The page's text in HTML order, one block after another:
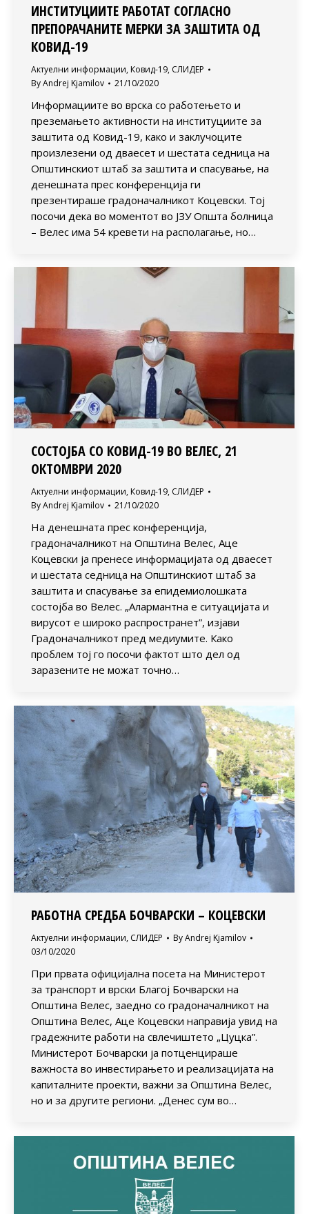
ИНСТИТУЦИИТЕ РАБОТАТ СОГЛАСНО
ПРЕПОРАЧАНИТЕ МЕРКИ ЗА ЗАШТИТА ОД
КОВИД-19
Актуелни информации, Ковид-19, СЛИДЕР
ByAndrej Kjamilov 21/10/2020
Информациите во врска со работењето и
преземањето активности на институциите за
заштита од Ковид-19, како и заклучоците
произлезени од дваесет и шестата седница на
Општинскиот штаб за заштита и спасување, на
денешната прес конференција ги
презентираше градоначалникот Коцевски. Тој
посочи дека во моментот во ЈЗУ Општа болница
– Велес има 54 кревети на располагање, но…
СОСТОЈБА СО КОВИД-19 ВО ВЕЛЕС, 21
ОКТОМВРИ 2020
Актуелни информации, Ковид-19, СЛИДЕР
ByAndrej Kjamilov 21/10/2020
На денешната прес конференција,
градоначалникот на Општина Велес, Аце
Коцевски ја пренесе информацијата од дваесет
и шестата седница на Општинскиот штаб за
заштита и спасување за епидемиолошката
состојба во Велес. „Алармантна е ситуацијата и
вирусот е широко распространет”, изјави
Градоначалникот пред медиумите. Како
проблем тој го посочи фактот што дел од
заразените не можат точно…
РАБОТНА СРЕДБА БОЧВАРСКИ – КОЦЕВСКИ
Актуелни информации, СЛИДЕР ByAndrej Kjamilov
03/10/2020
При првата официјална посета на Министерот
за транспорт и врски Благој Бочварски на
Општина Велес, заедно со градоначалникот на
Општина Велес, Аце Коцевски направија увид на
градежните работи на свлечиштето „Цуцка”.
Министерот Бочварски ја потценцираше
важноста во инвестирањето и реализацијата на
капиталните проекти, важни за Општина Велес,
но и за другите региони. „Денес сум во…